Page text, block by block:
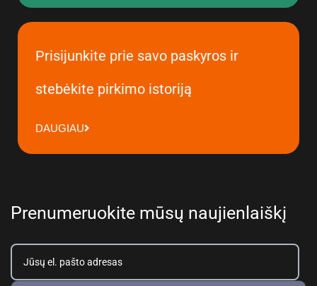
Prisijunkite prie savo paskyros ir
stebėkite pirkimo istoriją
DAUGIAU
Prenumeruokite mūsų naujienlaiškį